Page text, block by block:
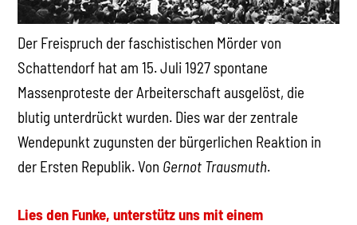
Der Freispruch der faschistischen Mörder von
Schattendorf hat am 15. Juli 1927 spontane
Massenproteste der Arbeiterschaft ausgelöst, die
blutig unterdrückt wurden. Dies war der zentrale
Wendepunkt zugunsten der bürgerlichen Reaktion in
der Ersten Republik. Von Gernot Trausmuth.
Lies den Funke, unterstütz uns mit einem